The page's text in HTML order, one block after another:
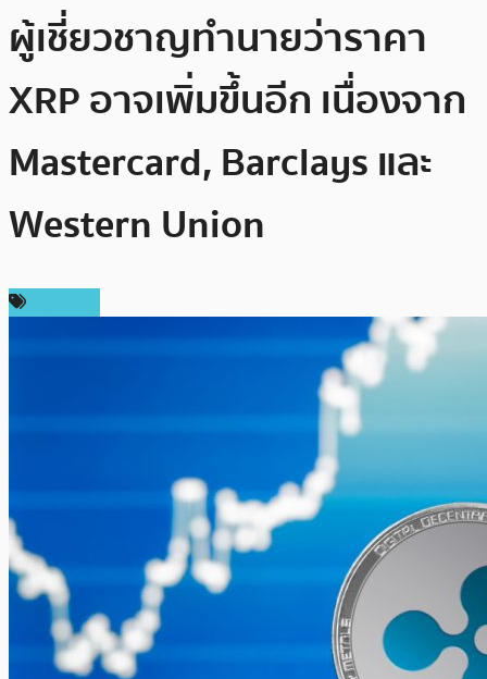
ผู้เชี่ยวชาญทำนายว่าราคา
XRP อาจเพิ่มขึ้นอีก เนื่องจาก
Mastercard, Barclays และ
Western Union